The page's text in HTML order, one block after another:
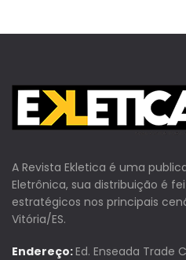
A Revista Ekletica é uma
Eletrônica, sua distribuição é
estratégicos nos principais
Vitória/ES.
Endereço:Ed. Enseada Trade